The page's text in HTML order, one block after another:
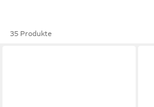
35 Produkte